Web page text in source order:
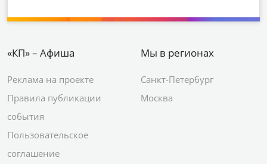
«КП» – Афиша
Реклама на проекте
Правила публикации
события
Пользовательское
соглашение
Мы в регионах
Санкт-Петербург
Москва